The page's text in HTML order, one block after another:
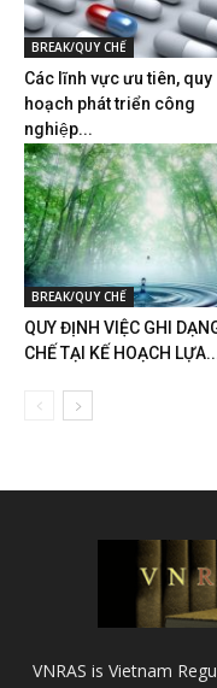
BREAK/QUY CHẾ
Các lĩnh vực ưu tiên, quy
hoạch phát triển công
nghiệp...
BREAK/QUY CHẾ
QUY ĐỊNH VIỆC GHI
CHẾ TẠI KẾ HOẠCH
VNRAS is Vietnam